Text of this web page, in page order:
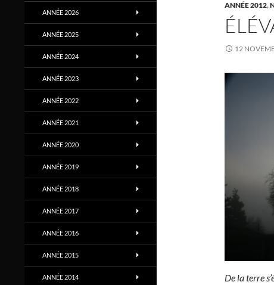
ANNÉE 2012,
12
De la terre
ANNÉE 2026
ANNÉE 2025
ANNÉE 2024
ANNÉE 2023
ANNÉE 2022
ANNÉE 2021
ANNÉE 2020
ANNÉE 2019
ANNÉE 2018
ANNÉE 2017
ANNÉE 2016
ANNÉE 2015
ANNÉE 2014